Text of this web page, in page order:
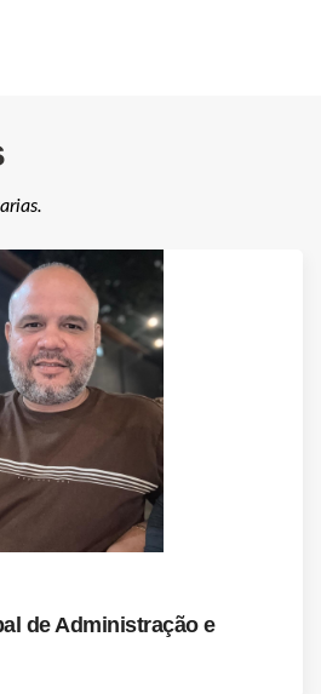
de Administração e